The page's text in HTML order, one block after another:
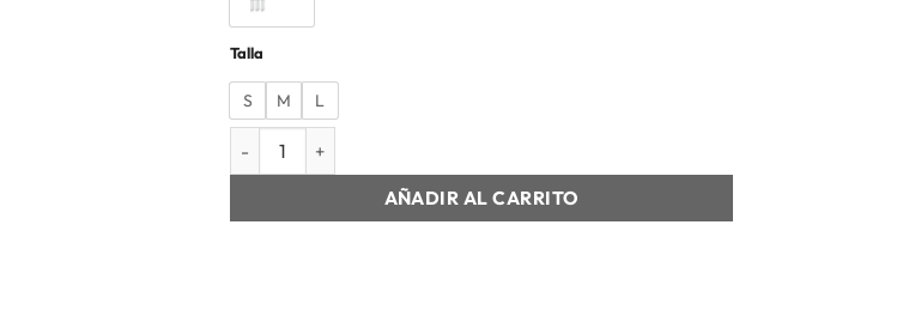
Talla
S M
L
MEDIAS HOMBRE U J ESSENTIAL CREW 3PR - 144 cantidad
AÑADIR AL CARRITO